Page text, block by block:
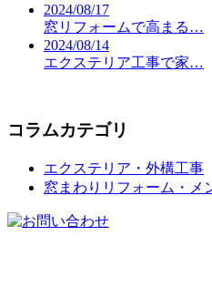
2024/08/17
窓リフォームで高まる…
2024/08/14
エクステリア工事で家…
コラムカテゴリ
エクステリア・外構工事
窓まわりリフォーム・メ